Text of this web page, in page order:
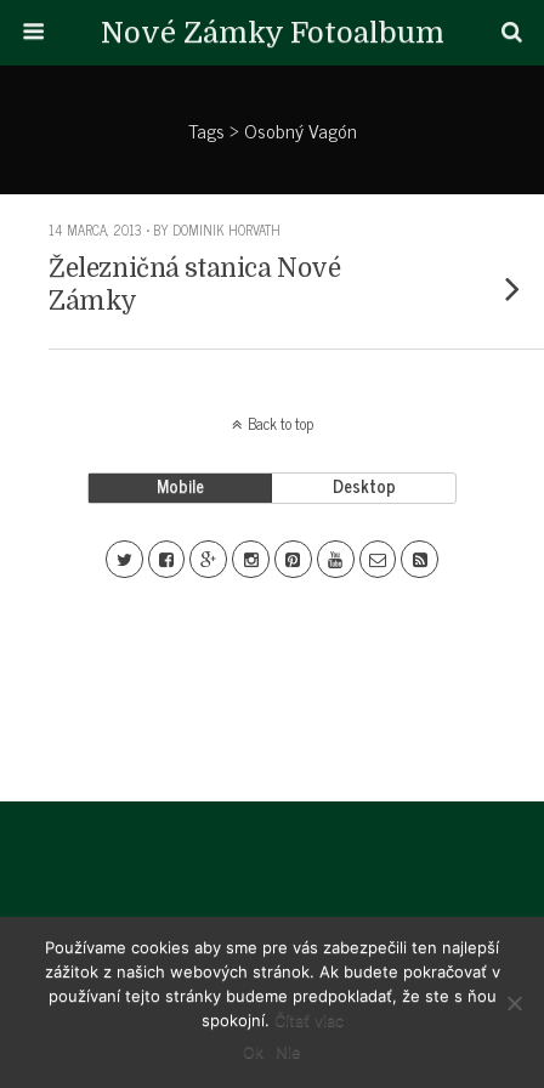
Nové Zámky Fotoalbum
Tags › Osobný Vagón
14 MARCA, 2013 • BY DOMINIK HORVATH
Železničná stanica Nové
Zámky
Back to top
Mobile Desktop
Používame cookies aby sme pre vás zabezpečili ten najlepší
zážitok z našich webových stránok. Ak budete pokračovať v
používaní tejto stránky budeme predpokladať, že ste s ňou
spokojní. Čítať viac
Ok
Nie